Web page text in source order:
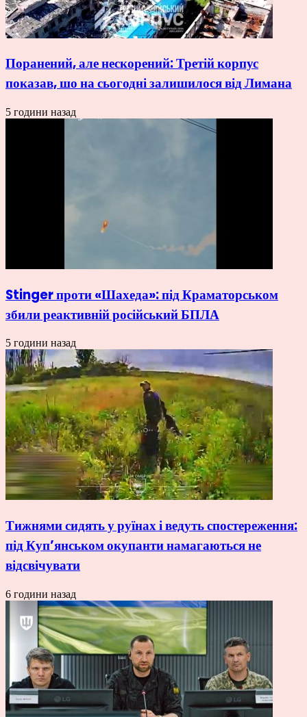
Поранений, але нескорений: Третій корпус
показав, шо на сьогодні залишилося від Лимана
5 години назад
Stinger проти «Шахеда»: під Краматорськом
збили реактивній російський БПЛА
5 години назад
Тижнями сидять у руїнах і ведуть спостереження:
під Куп’янськом окупанти намагаються не
відсвічувати
6 години назад